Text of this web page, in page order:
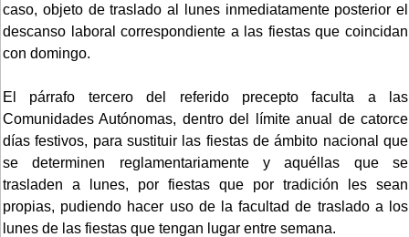
caso, objeto de traslado al lunes inmediatamente posterior el
descanso laboral correspondiente a las fiestas que coincidan
con domingo.
El párrafo tercero del referido precepto faculta a las
Comunidades Autónomas, dentro del límite anual de catorce
días festivos, para sustituir las fiestas de ámbito nacional que
se determinen reglamentariamente y aquéllas que se
trasladen a lunes, por fiestas que por tradición les sean
propias, pudiendo hacer uso de la facultad de traslado a los
lunes de las fiestas que tengan lugar entre semana.